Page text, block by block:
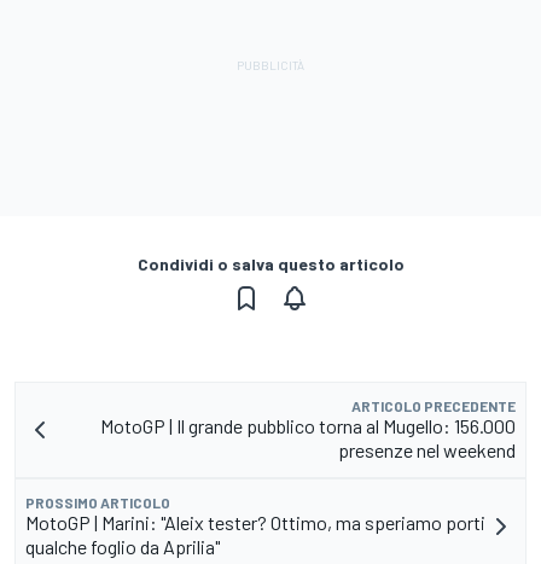
Condividi o salva questo articolo
ARTICOLO PRECEDENTE
MotoGP | Il grande pubblico torna al Mugello: 156.000
presenze nel weekend
PROSSIMO ARTICOLO
MotoGP | Marini: "Aleix tester? Ottimo, ma speriamo porti
qualche foglio da Aprilia"